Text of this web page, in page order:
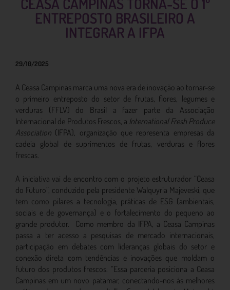
CEASA CAMPINAS TORNA-SE O 1º
ENTREPOSTO BRASILEIRO A
INTEGRAR A IFPA
29/10/2025
A Ceasa Campinas marca uma nova era de inovação ao tornar-se
o primeiro entreposto do setor de frutas, flores, legumes e
verduras (FFLV) do Brasil a fazer parte da Associação
Internacional de Produtos Frescos, a International Fresh Produce
Association (IFPA), organização que representa empresas da
cadeia global de suprimentos de frutas, verduras e flores
frescas.
A iniciativa vai de encontro com o projeto estruturador “Ceasa
do Futuro”, conduzido pela presidente Walquyria Majeveski, que
tem como pilares a tecnologia, práticas de ESG (ambientais,
sociais e de governança) e o fortalecimento do pequeno ao
grande produtor. Como membro da IFPA, a Ceasa Campinas
passa a ter acesso a pesquisas de mercado internacionais,
participação em debates com lideranças globais do setor e
conexão direta com tendências e inovações que moldam o
futuro dos produtos frescos. “Essa parceria posiciona a Ceasa
Campinas em um novo patamar, conectando-nos às melhores